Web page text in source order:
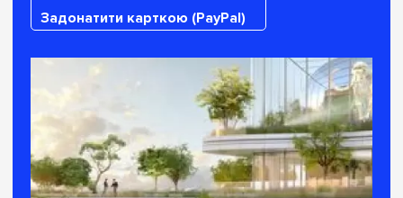
Задонатити карткою (PayPal)